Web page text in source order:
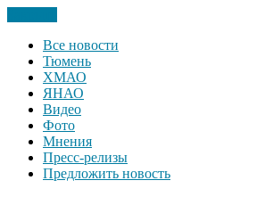
Все новости
Тюмень
ХМАО
ЯНАО
Видео
Фото
Мнения
Пресс-релизы
Предложить новость